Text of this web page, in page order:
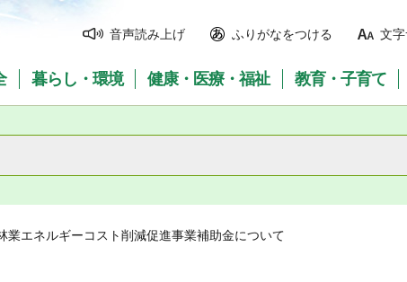
音声読み上げ ふりがなをつける 文
暮らし・環境 健康・医療・福祉 教育・子育て
業エネルギーコスト削減促進事業補助金について